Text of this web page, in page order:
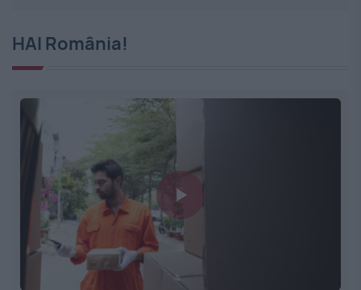
HAI România!